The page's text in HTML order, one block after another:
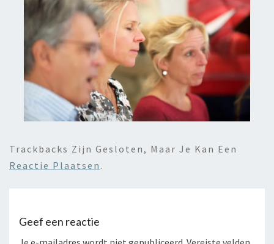
Trackbacks Zijn Gesloten, Maar Je Kan Een
Reactie Plaatsen .
Geef een reactie